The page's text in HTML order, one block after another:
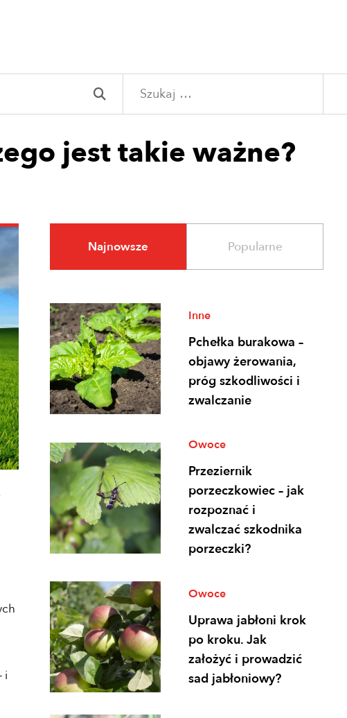
jest takie ważne?
i
Najnowsze Popularne
Inne
Pchełka burakowa –
objawy żerowania,
próg szkodliwości i
zwalczanie
Owoce
Przeziernik
porzeczkowiec – jak
rozpoznać i
zwalczać szkodnika
porzeczki?
Owoce
Uprawa jabłoni krok
po kroku. Jak
założyć i prowadzić
sad jabłoniowy?